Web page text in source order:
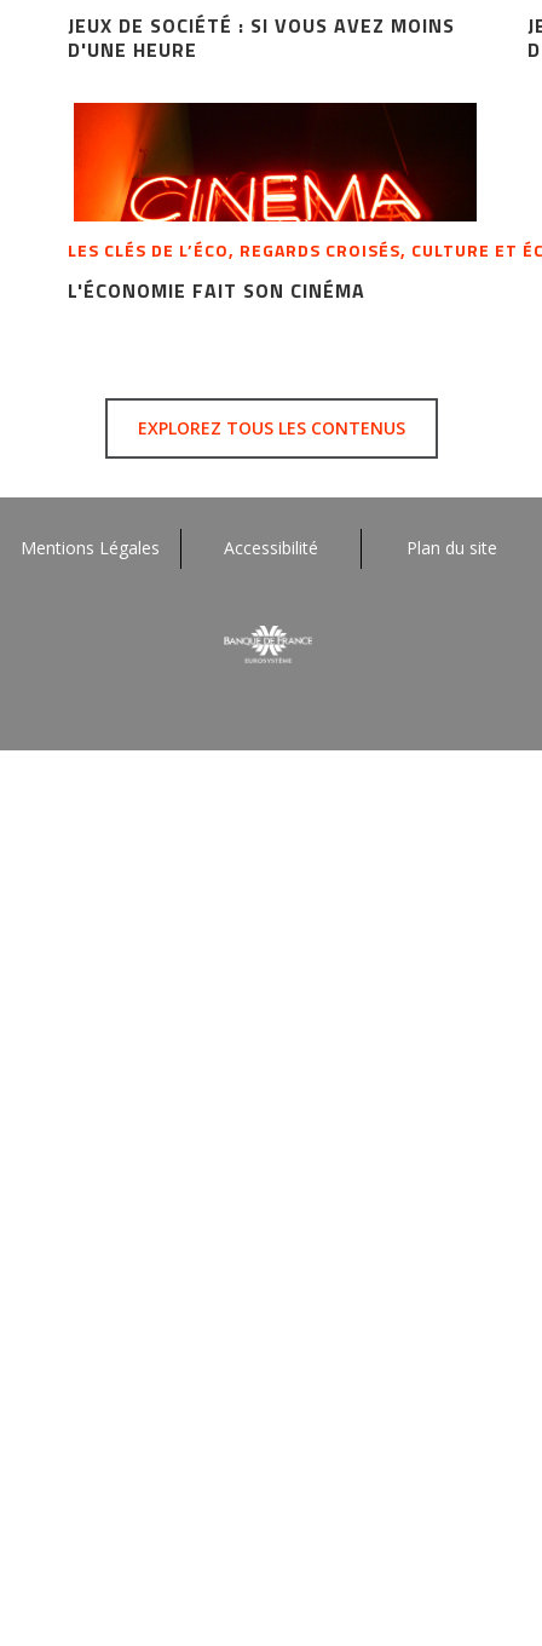
JEUX DE SOCIÉTÉ : SI VOUS AVEZ MOINS
D'UNE HEURE
LES CLÉS DE L’ÉCO, REGARDS CROISÉS, CULTURE ET
L'ÉCONOMIE FAIT SON CINÉMA
EXPLOREZ TOUS LES CONTENUS
Mentions Légales Accessibilité Plan du site